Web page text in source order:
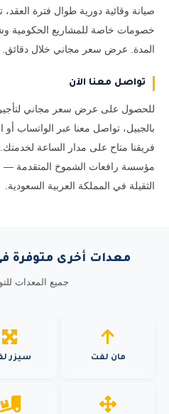
صيانة وقائية دورية طوال فترة
خصومات خاصة للمشاريع الحكومية
المدة. عرض سعر مجاني خلال دقائق.
تواصل معنا الآن
للحصول على عرض سعر مجاني لتأجير
مؤسسة رافعات الشموخ المتقدمة —
الثقيلة في المملكة العربية السعودية.
معدات أخرى متوفرة
جميع المعدات
مان لفت سيزر